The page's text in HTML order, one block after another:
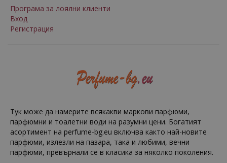
Програма за лоялни клиенти
Вход
Регистрация
Тук може да намерите всякакви маркови парфюми,
парфюмни и тоалетни води на разумни цени. Богатият
асортимент на perfume-bg.eu включва както най-новите
парфюми, излезли на пазара, така и любими, вечни
парфюми, превърнали се в класика за няколко поколения.